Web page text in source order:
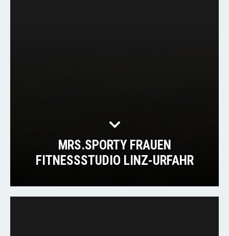
MRS.SPORTY FRAUEN
FITNESSSTUDIO LINZ-URFAHR